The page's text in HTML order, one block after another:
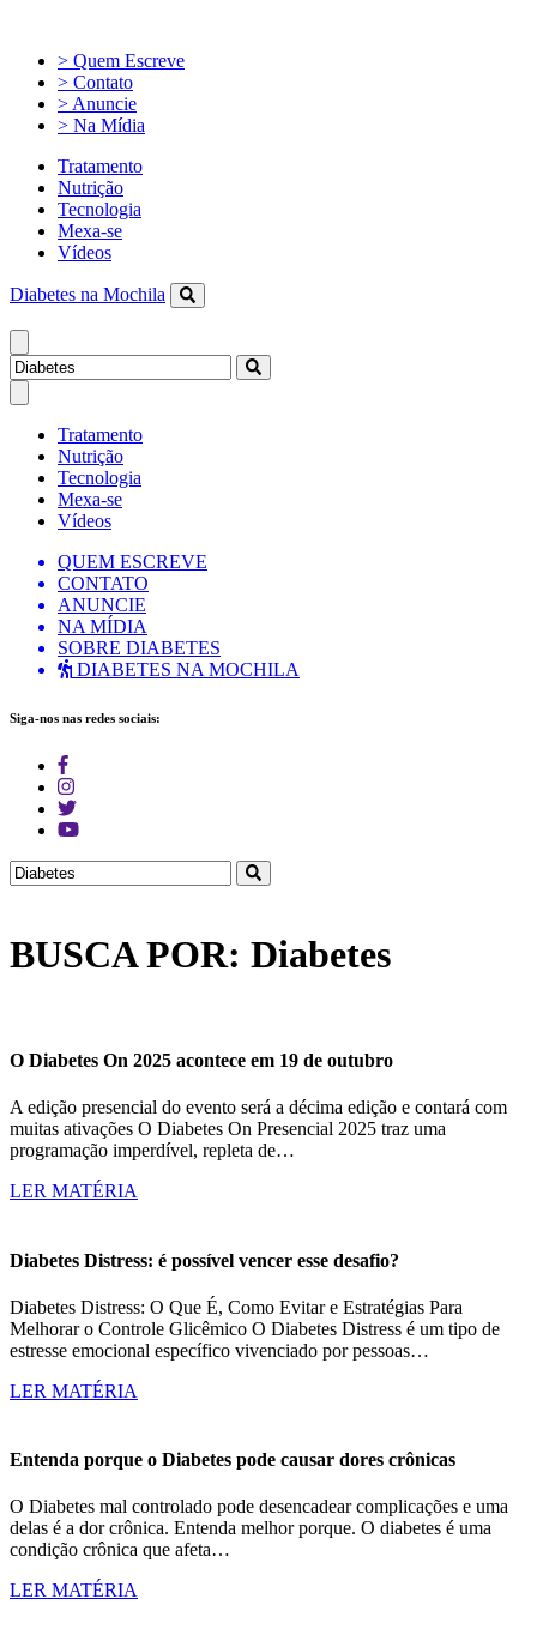
> Quem Escreve
> Contato
> Anuncie
> Na Mídia
Tratamento
Nutrição
Tecnologia
Mexa-se
Vídeos
Diabetes na Mochila
Tratamento
Nutrição
Tecnologia
Mexa-se
Vídeos
QUEM ESCREVE
CONTATO
ANUNCIE
NA MÍDIA
SOBRE DIABETES
DIABETES NA MOCHILA
Siga-nos nas redes sociais:
BUSCA POR: Diabetes
O Diabetes On 2025 acontece em 19 de outubro
A edição presencial do evento será a décima edição e contará com
muitas ativações O Diabetes On Presencial 2025 traz uma
programação imperdível, repleta de…
LER MATÉRIA
Diabetes Distress: é possível vencer esse desafio?
Diabetes Distress: O Que É, Como Evitar e Estratégias Para
Melhorar o Controle Glicêmico O Diabetes Distress é um tipo de
estresse emocional específico vivenciado por pessoas…
LER MATÉRIA
Entenda porque o Diabetes pode causar dores crônicas
O Diabetes mal controlado pode desencadear complicações e uma
delas é a dor crônica. Entenda melhor porque. O diabetes é uma
condição crônica que afeta…
LER MATÉRIA